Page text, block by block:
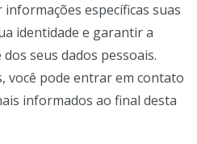
específicas suas
identidade e garantir a
seus dados pessoais.
você pode entrar em contato
informados ao final desta